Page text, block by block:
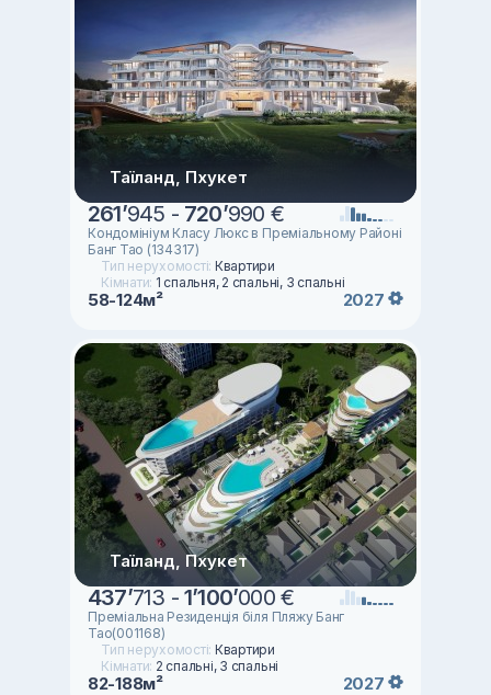
Таїланд, Пхукет
261’945 - 720’990 €
Кондомініум Класу Люкс в Преміальному Районі
Банг Тао (134317)
Тип нерухомості: Квартири
Кімнати: 1 спальня, 2 спальні, 3 спальні
58-124м² 2027
Таїланд, Пхукет
437’713 -1’100’000 €
Преміальна Резиденція біля Пляжу Банг
Тао(001168)
Тип нерухомості: Квартири
Кімнати: 2 спальні, 3 спальні
82-188м² 2027